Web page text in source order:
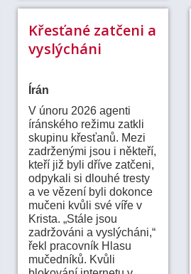
Křesťané zatčeni a
vyslýcháni
Írán
V únoru 2026 agenti
íránského režimu zatkli
skupinu křesťanů. Mezi
zadrženými jsou i někteří,
kteří již byli dříve zatčeni,
odpykali si dlouhé tresty
a ve vězení byli dokonce
mučeni kvůli své víře v
Krista. „Stále jsou
zadržováni a vyslýcháni,“
řekl pracovník Hlasu
mučedníků. Kvůli